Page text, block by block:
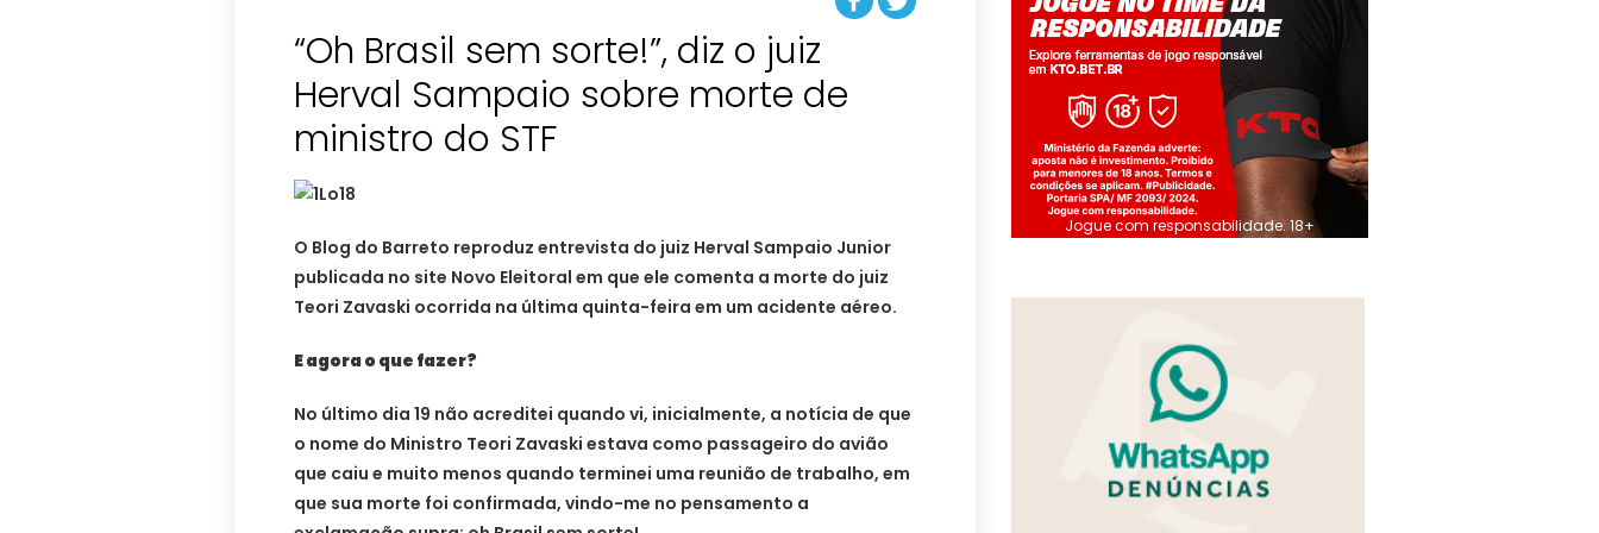
“Oh Brasil sem sorte!”, diz o juiz
Herval Sampaio sobre morte de
ministro do STF
O Blog do Barreto reproduz entrevista do juiz Herval Sampaio Junior
publicada no site Novo Eleitoral em que ele comenta a morte do juiz
Teori Zavaski ocorrida na última quinta-feira em um acidente aéreo.
E agora o que fazer?
No último dia 19 não acreditei quando vi, inicialmente, a notícia de que
o nome do Ministro Teori Zavaski estava como passageiro do avião
que caiu e muito menos quando terminei uma reunião de trabalho, em
que sua morte foi confirmada, vindo-me no pensamento a
Jogue com responsabilidade. 18+